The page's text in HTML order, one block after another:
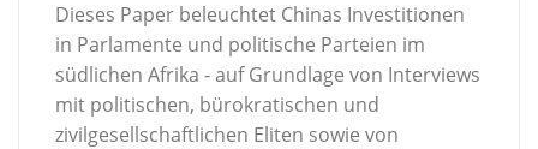
Dieses Paper beleuchtet Chinas Investitionen
in Parlamente und politische Parteien im
südlichen Afrika - auf Grundlage von Interviews
mit politischen, bürokratischen und
zivilgesellschaftlichen Eliten sowie von